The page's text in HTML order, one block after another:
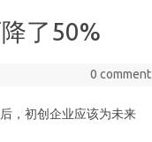
了50%
0 comment
，初创企业应该为未来